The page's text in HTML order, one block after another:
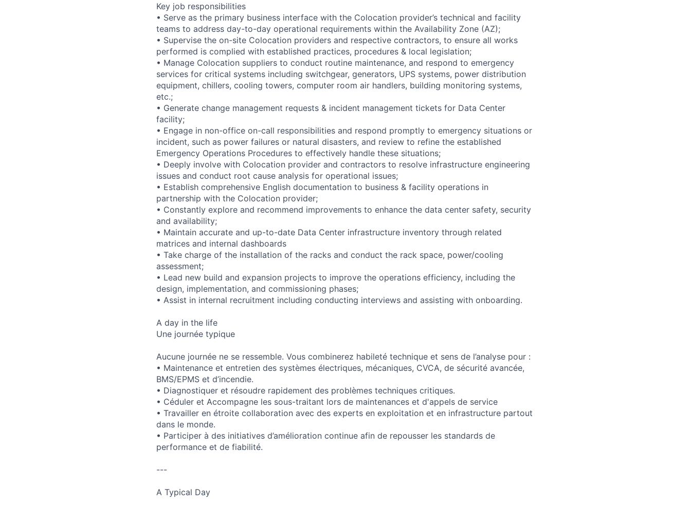
Key job responsibilities
• Serve as the primary business interface with the Colocation provider’s technical and facility
teams to address day-to-day operational requirements within the Availability Zone (AZ);
• Supervise the on-site Colocation providers and respective contractors, to ensure all works
performed is complied with established practices, procedures & local legislation;
• Manage Colocation suppliers to conduct routine maintenance, and respond to emergency
services for critical systems including switchgear, generators, UPS systems, power distribution
equipment, chillers, cooling towers, computer room air handlers, building monitoring systems,
etc.;
• Generate change management requests & incident management tickets for Data Center
facility;
• Engage in non-office on-call responsibilities and respond promptly to emergency situations or
incident, such as power failures or natural disasters, and review to refine the established
Emergency Operations Procedures to effectively handle these situations;
• Deeply involve with Colocation provider and contractors to resolve infrastructure engineering
issues and conduct root cause analysis for operational issues;
• Establish comprehensive English documentation to business & facility operations in
partnership with the Colocation provider;
• Constantly explore and recommend improvements to enhance the data center safety, security
and availability;
• Maintain accurate and up-to-date Data Center infrastructure inventory through related
matrices and internal dashboards
• Take charge of the installation of the racks and conduct the rack space, power/cooling
assessment;
• Lead new build and expansion projects to improve the operations efficiency, including the
design, implementation, and commissioning phases;
• Assist in internal recruitment including conducting interviews and assisting with onboarding.
A day in the life
Une journée typique
Aucune journée ne se ressemble. Vous combinerez habileté technique et sens de l’analyse pour :
• Maintenance et entretien des systèmes électriques, mécaniques, CVCA, de sécurité avancée,
BMS/EPMS et d’incendie.
• Diagnostiquer et résoudre rapidement des problèmes techniques critiques.
• Céduler et Accompagne les sous-traitant lors de maintenances et d'appels de service
• Travailler en étroite collaboration avec des experts en exploitation et en infrastructure partout
dans le monde.
• Participer à des initiatives d’amélioration continue afin de repousser les standards de
performance et de fiabilité.
---
A Typical Day